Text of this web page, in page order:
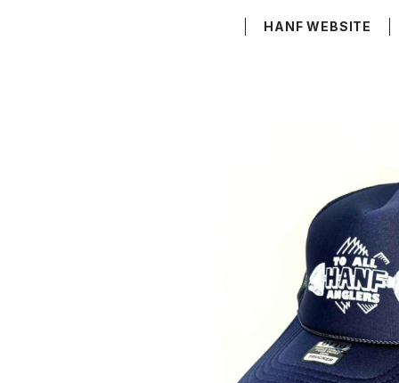
HANF WEBSITE